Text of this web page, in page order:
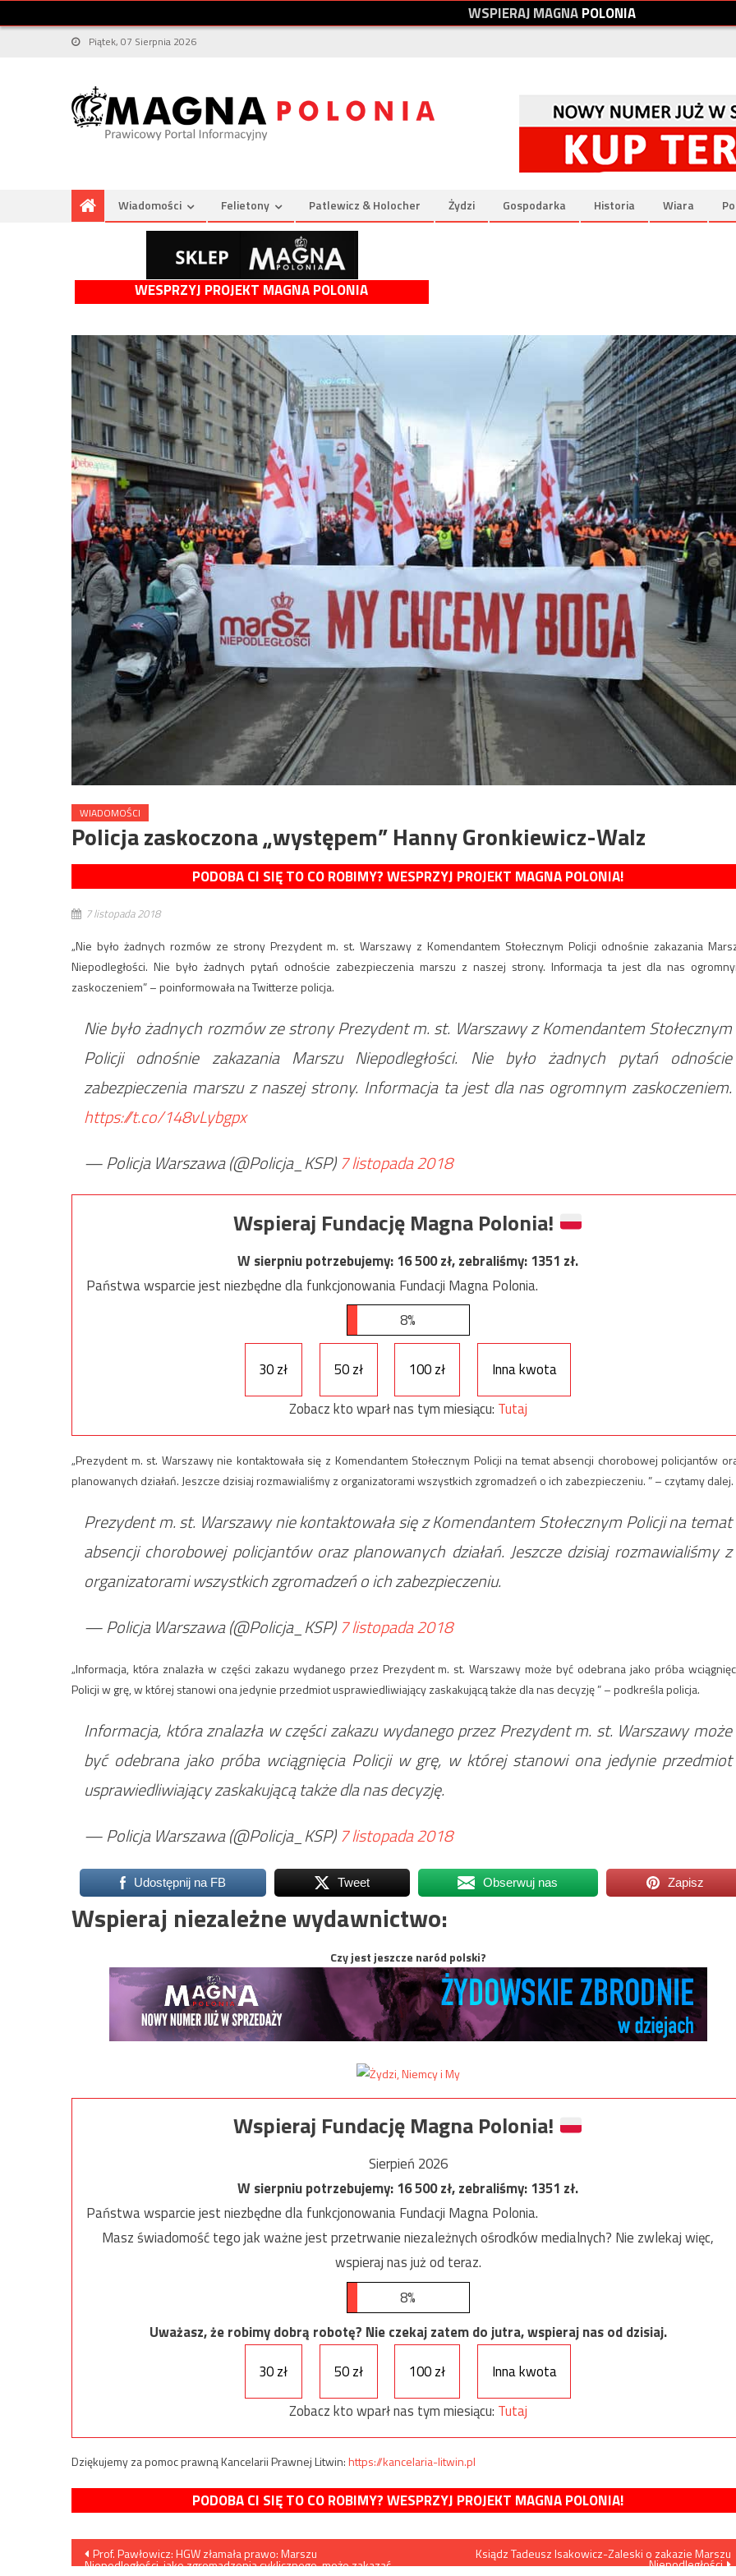
WSPIERAJMAGNAPOLONIA
Piątek, 07 Sierpnia 2026
Wiadomości Felietony Patlewicz & Holocher Żydzi Gospodarka Historia Wiara
WESPRZYJ PROJEKT MAGNA POLONIA
WIADOMOŚCI
Policja zaskoczona „występem” Hanny Gronkiewicz-Walz
PODOBA CI SIĘ TO CO ROBIMY? WESPRZYJ PROJEKT MAGNA POLONIA!
7 listopada 2018
„Nie było żadnych rozmów ze strony Prezydent m. st. Warszawy z Komendantem Stołecznym Policji odnośnie zakazania
Niepodległości. Nie było żadnych pytań odnoście zabezpieczenia marszu z naszej strony. Informacja ta jest dla nas
zaskoczeniem” – poinformowała na Twitterze policja.
Nie było żadnych rozmów ze strony Prezydent m. st. Warszawy z Komendantem Stołecznym
Policji odnośnie zakazania Marszu Niepodległości. Nie było żadnych pytań odnoście
zabezpieczenia marszu z naszej strony. Informacja ta jest dla nas ogromnym zaskoczeniem.
https://t.co/148vLybgpx
— Policja Warszawa (@Policja_KSP)7 listopada 2018
Wspieraj Fundację Magna Polonia!
W sierpniu potrzebujemy:16 500zł, zebraliśmy:1351 zł.
Państwa wsparcie jest niezbędne dla funkcjonowania Fundacji Magna Polonia.
8%
30 zł 50 zł 100 zł
Inna kwota
Zobacz kto wparł nas tym miesiącu: Tutaj
„Prezydent m. st. Warszawy nie kontaktowała się z Komendantem Stołecznym Policji na temat absencji chorobowej policjantów
planowanych działań. Jeszcze dzisiaj rozmawialiśmy z organizatorami wszystkich zgromadzeń o ich zabezpieczeniu. ” – czytamy dalej.
Prezydent m. st. Warszawy nie kontaktowała się z Komendantem Stołecznym Policji na temat
absencji chorobowej policjantów oraz planowanych działań. Jeszcze dzisiaj rozmawialiśmy z
organizatorami wszystkich zgromadzeń o ich zabezpieczeniu.
— Policja Warszawa (@Policja_KSP)7 listopada 2018
„Informacja, która znalazła w części zakazu wydanego przez Prezydent m. st. Warszawy może być odebrana jako próba
Policji w grę, w której stanowi ona jedynie przedmiot usprawiedliwiający zaskakującą także dla nas decyzję ” – podkreśla policja.
Informacja, która znalazła w części zakazu wydanego przez Prezydent m. st. Warszawy może
być odebrana jako próba wciągnięcia Policji w grę, w której stanowi ona jedynie przedmiot
usprawiedliwiający zaskakującą także dla nas decyzję.
— Policja Warszawa (@Policja_KSP)7 listopada 2018
Udostępnij na FB Tweet Obserwuj nas Zapisz
Wspieraj niezależne wydawnictwo:
Czy jest jeszcze naród polski?
Wspieraj Fundację Magna Polonia!
Sierpień 2026
W sierpniu potrzebujemy:16 500zł, zebraliśmy:1351 zł.
Państwa wsparcie jest niezbędne dla funkcjonowania Fundacji Magna Polonia.
Masz świadomość tego jak ważne jest przetrwanie niezależnych ośrodków medialnych? Nie zwlekaj więc,
wspieraj nas już od teraz.
8%
Uważasz, że robimy dobrą robotę? Nie czekaj zatem do jutra, wspieraj nas od dzisiaj.
30 zł
50 zł 100 zł
Inna kwota
Zobacz kto wparł nas tym miesiącu: Tutaj
Dziękujemy za pomoc prawną Kancelarii Prawnej Litwin:https://kancelaria-litwin.pl
PODOBA CI SIĘ TO CO ROBIMY? WESPRZYJ PROJEKT MAGNA POLONIA!
Nawigacja
Prof. Pawłowicz: HGW złamała prawo: Marszu
Niepodległości, jako zgromadzenia cyklicznego, może zakazać
Ksiądz Tadeusz Isakowicz-Zaleski o zakazie Marszu
Niepodległości